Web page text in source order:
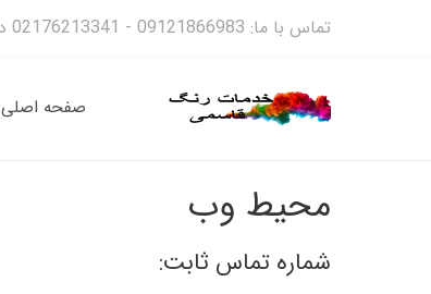
تماس با ما: 09121866983 - 02176213341 دارنده گواهینمانه ایزو 9001 و گواهینامه 14001
صفحه اصلی
محیط وب
شماره تماس ثابت: